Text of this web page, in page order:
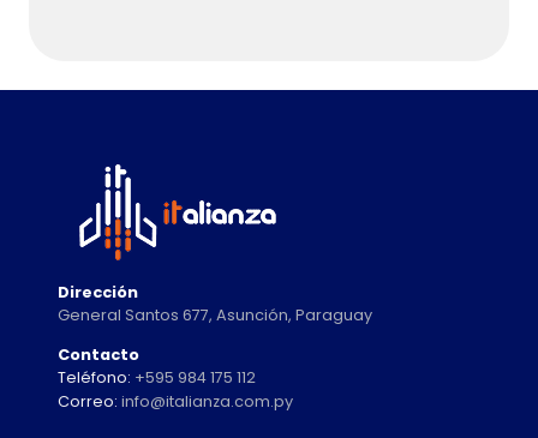
Dirección
General Santos 677, Asunción, Paraguay
Contacto
Teléfono: +595 984 175 112
Correo: info@italianza.com.py